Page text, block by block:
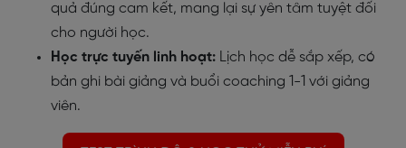
quả đúng cam kết, mang lại sự yên tâm tuyệt đối
cho người học.
Học trực tuyến linh hoạt: Lịch học dễ sắp xếp, có
bản ghi bài giảng và buổi coaching 1-1 với giảng
viên.